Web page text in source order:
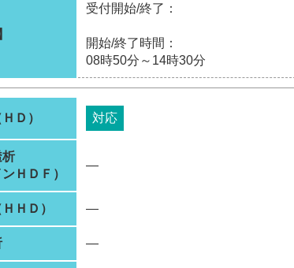
受付開始/終了：
開始/終了時間：
08時50分～14時30分
Ｄ） 対応
析
ＨＤＦ）
―
ＨＤ） ―
―